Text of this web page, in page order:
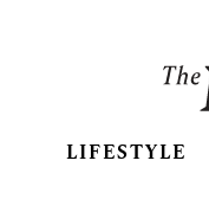
LIFESTYLE